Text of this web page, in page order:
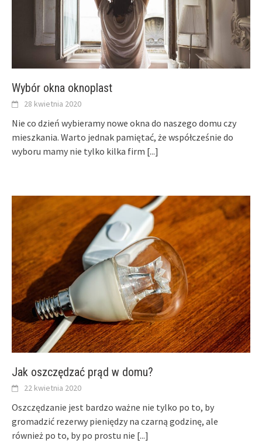
Wybór okna oknoplast
28 kwietnia 2020
Nie co dzień wybieramy nowe okna do naszego domu czy
mieszkania. Warto jednak pamiętać, że współcześnie do
wyboru mamy nie tylko kilka firm [...]
Jak oszczędzać prąd w domu?
22 kwietnia 2020
Oszczędzanie jest bardzo ważne nie tylko po to, by
gromadzić rezerwy pieniędzy na czarną godzinę, ale
również po to, by po prostu nie [...]